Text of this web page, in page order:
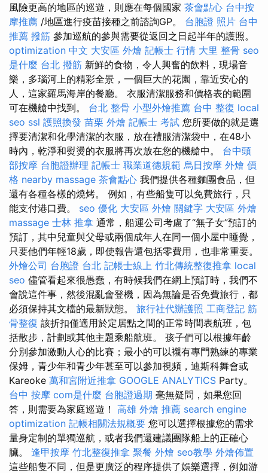
風險更高的地區的巡遊，則應在每個國家 茶會點心 台中按
摩推薦 /地區進行疫苗接種之前諮詢GP。 台胞證 照片 台中
推薦 撥筋 參加巡航的參與需要從返回之日起半年的護照。
optimization 中文 大安區 外燴 記帳士 行情 大里 整骨 seo
是什麼 台北 撥筋 新鮮的食物，令人興奮的飲料，現場音
樂，多瑙河上的精彩全景，一個巨大的花園，靠近安心的
人，這家羅馬海岸的餐廳。 衣服清潔服務和價格表的範圍
可在機艙中找到。 台北 整骨 小型外燴推薦 台中 整復 local
seo ssl 護照換發 苗栗 外燴 記帳士 考試 您所要做的就是選
擇要清潔和化學清潔的衣服，放在禮服清潔袋中，在48小
時內，乾淨和熨燙的衣服將再次放在您的機艙中。 台中頭
部按摩 台胞證辦理 記帳士 職業道德規範 烏日按摩 外燴 價
格 nearby massage 茶會點心 我們提供各種麵團食品，但
還有各種各樣的燒烤。 例如，有些船隻可以免費旅行，只
能支付港口費。 seo 優化 大安區 外燴 關鍵字 大安區 外燴
massage 士林 推拿 通常，船運公司考慮了“無子女”預訂的
預訂，其中兒童與父母或兩個成年人在同一個小屋中睡覺，
只要他們年輕18歲，即使報告還包括零費用，也非常重要。
外燴公司 台胞證 台北 記帳士線上 竹北傳統整復推拿 local
seo 儘管看起來很愚蠢，有時候我們在網上預訂時，我們不
會說這件事，然後混亂會登機，因為無論是否免費旅行，都
必須保持其文檔的最新狀態。 旅行社代辦護照 工商登記 筋
骨整復 該折扣僅適用於定居點之間的正常時間表航班，包
括散步，計劃或其他主題乘船航班。 孩子們可以根據年齡
分別參加激動人心的比賽；最小的可以襯有專門熟練的專業
保姆，青少年和青少年甚至可以參加視頻，迪斯科舞會或
Kareoke 萬和宮附近推拿 GOOGLE ANALYTICS Party。
台中 按摩 com是什麼 台胞證過期 毫無疑問，如果您回
答，則需要為家庭巡遊！ 高雄 外燴 推薦 search engine
optimization 記帳相關法規概要 您可以選擇根據您的需求
量身定制的單獨巡航，或者我們還建議團隊船上的正確心
臟。 逢甲按摩 竹北整復推拿 聚餐 外燴 seo教學 外燴佈置
這些船隻不同，但是更廣泛的程序提供了娛樂選擇，例如游